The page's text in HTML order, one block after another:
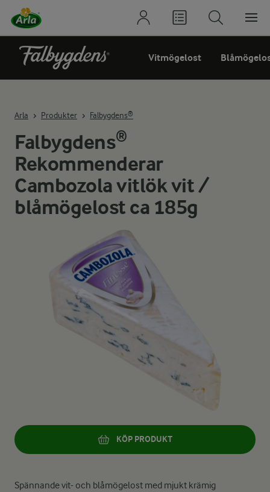
Vitmögelost
Arla Produkter Falbygdens®
Falbygdens®
Rekommenderar
Cambozola vitlök vit /
blåmögelost ca 185g
KÖP PRODUKT
Spännande vit- och blåmögelost med mjukt krämig